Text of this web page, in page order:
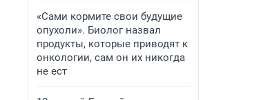
«Сами кормите свои будущие
опухоли». Биолог назвал
продукты, которые приводят к
онкологии, сам он их никогда
не ест